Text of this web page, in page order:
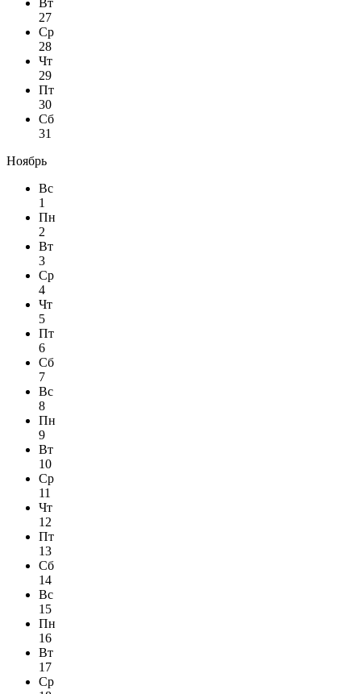
27
Ср
28
Чт
29
Пт
30
Сб
31
Ноябрь
Вс
1
Пн
2
Вт
3
Ср
4
Чт
5
Пт
6
Сб
7
Вс
8
Пн
9
Вт
10
Ср
11
Чт
12
Пт
13
Сб
14
Вс
15
Пн
16
Вт
17
Ср